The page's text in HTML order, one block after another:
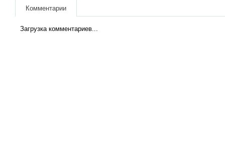
Комментарии
Загрузка комментариев...